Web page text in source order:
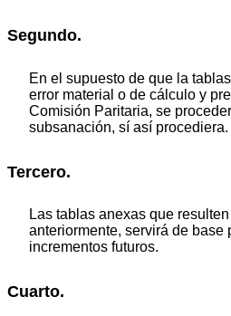
Segundo.
En el supuesto de que la
error material o de cálculo y
Comisión Paritaria, se
subsanación, sí así procediera.
Tercero.
Las tablas anexas que
anteriormente, servirá de base
incrementos futuros.
Cuarto.